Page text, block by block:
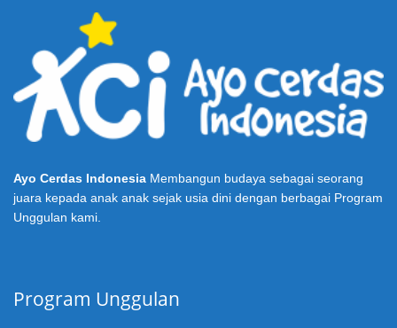
Ayo Cerdas Indonesia Membangun budaya sebagai seorang
juara kepada anak anak sejak usia dini dengan berbagai Program
Unggulan kami.
Program Unggulan